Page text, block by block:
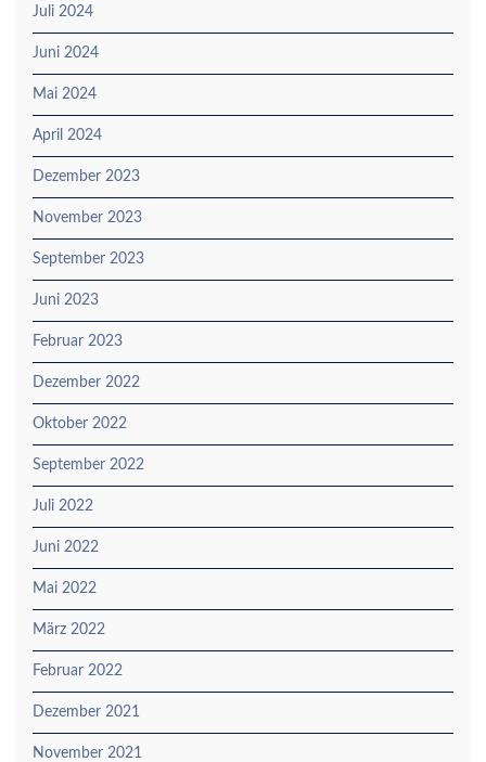
Juli 2024
Juni 2024
Mai 2024
April 2024
Dezember 2023
November 2023
September 2023
Juni 2023
Februar 2023
Dezember 2022
Oktober 2022
September 2022
Juli 2022
Juni 2022
Mai 2022
März 2022
Februar 2022
Dezember 2021
November 2021